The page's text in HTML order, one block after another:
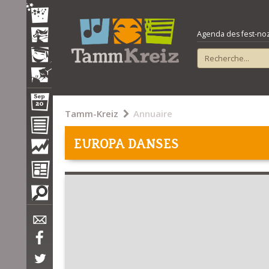
Agenda des fest-
Tamm-Kreiz Annuaire
EUROPA DANSES